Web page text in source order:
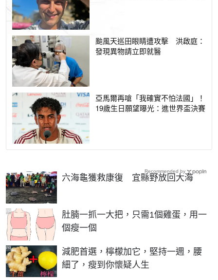
颱風天巡田眼睛遭攻擊 洪啟庭：
發現異物請立即就醫
亞馬爾再嗆「我確實不怕法國」！
19歲生日願望曝光：進世界盃決賽
六海龜獲救康復 宜縣野放回大海
肚腩一抓一大把，只需1個雞蛋，用一
個瘦一個
PR
減肥首選，檸檬加它，堅持一週，腰
細了，瘦到你懷疑人生
PR
Recommended by